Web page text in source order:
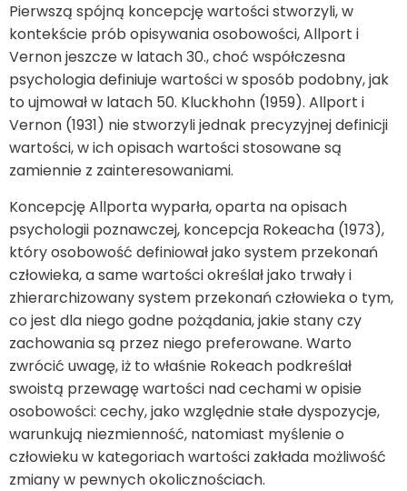
Pierwszą spójną koncepcję wartości stworzyli, w
kontekście prób opisywania osobowości, Allport i
Vernon jeszcze w latach 30., choć współczesna
psychologia definiuje wartości w sposób podobny, jak
to ujmował w latach 50. Kluckhohn (1959). Allport i
Vernon (1931) nie stworzyli jednak precyzyjnej definicji
wartości, w ich opisach wartości stosowane są
zamiennie z zainteresowaniami.
Koncepcję Allporta wyparła, oparta na opisach
psychologii poznawczej, koncepcja Rokeacha (1973),
który osobowość definiował jako system przekonań
człowieka, a same wartości określał jako trwały i
zhierarchizowany system przekonań człowieka o tym,
co jest dla niego godne pożądania, jakie stany czy
zachowania są przez niego preferowane. Warto
zwrócić uwagę, iż to właśnie Rokeach podkreślał
swoistą przewagę wartości nad cechami w opisie
osobowości: cechy, jako względnie stałe dyspozycje,
warunkują niezmienność, natomiast myślenie o
człowieku w kategoriach wartości zakłada możliwość
zmiany w pewnych okolicznościach.